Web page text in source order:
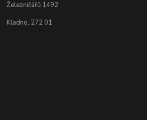
Železničářů 1492
Kladno, 272 01